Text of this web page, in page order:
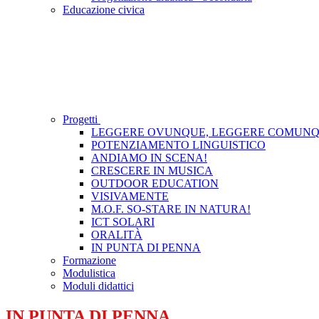
Educazione civica
Progetti
LEGGERE OVUNQUE, LEGGERE
POTENZIAMENTO LINGUISTICO
ANDIAMO IN SCENA!
CRESCERE IN MUSICA
OUTDOOR EDUCATION
VISIVAMENTE
M.O.F. SO-STARE IN NATURA!
ICT SOLARI
ORALITÀ
IN PUNTA DI PENNA
Formazione
Modulistica
Moduli didattici